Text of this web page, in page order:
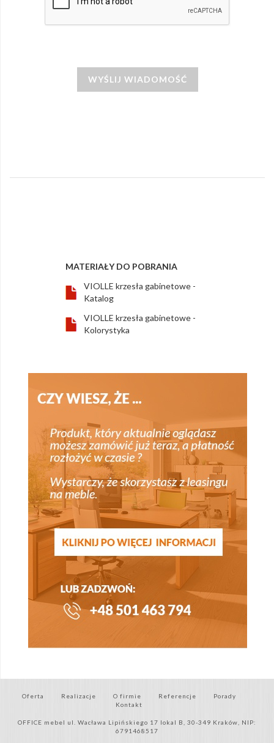
WYŚLIJ WIADOMOŚĆ
MATERIAŁY DO POBRANIA
VIOLLE krzesła gabinetowe -
Katalog
VIOLLE krzesła gabinetowe -
Kolorystyka
Oferta Realizacje O firmie Referencje
Porady
Kontakt
OFFICE mebel ul. Wacława Lipińskiego 17 lokal B, 30-349 Kraków, NIP:
6791468517